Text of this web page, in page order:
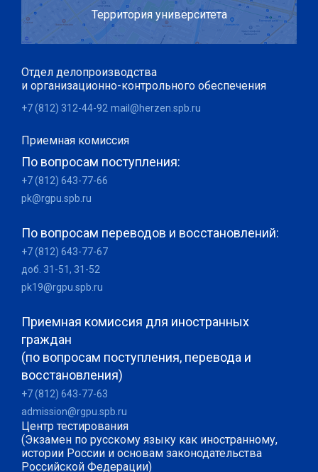
Территория университета
Отдел делопроизводства
и организационно-контрольного обеспечения
+7 (812) 312-44-92 mail@herzen.spb.ru
Приемная комиссия
По вопросам поступления:
+7 (812) 643-77-66
pk@rgpu.spb.ru
По вопросам переводов и восстановлений:
+7 (812) 643-77-67
доб. 31-51, 31-52
pk19@rgpu.spb.ru
Приемная комиссия для иностранных
граждан
(по вопросам поступления, перевода и
восстановления)
+7 (812) 643-77-63
admission@rgpu.spb.ru
Центр тестирования
(Экзамен по русскому языку как иностранному,
истории России и основам законодательства
Российской Федерации)